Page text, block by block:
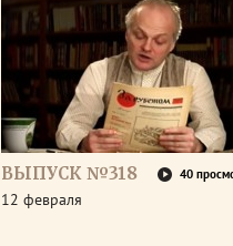
ВЫПУСК №318 40
12 февраля